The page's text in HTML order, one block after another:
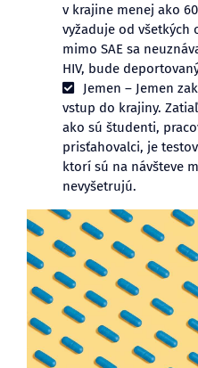
v krajine menej ako
vyžaduje od všetkých
mimo SAE sa
HIV, bude
Jemen – Jemen
vstup do krajiny.
ako sú študenti,
prisťahovalci, je
ktorí sú na návšteve
nevyšetrujú.